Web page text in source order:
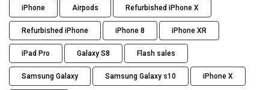
iPhone Airpods Refurbished iPhone X
Refurbished iPhone iPhone 8 iPhone XR
iPad Pro Galaxy S8 Flash sales
Samsung Galaxy Samsung Galaxy s10 iPhone X